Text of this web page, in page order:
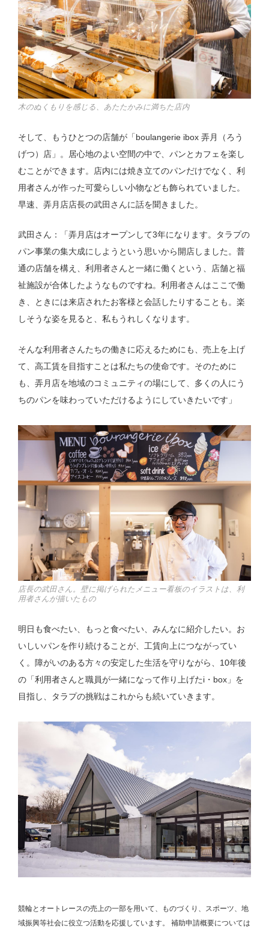
木のぬくもりを感じる、あたたかみに満ちた店内
そして、もうひとつの店舗が「boulangerie ibox 弄月（ろう
げつ）店」。居心地のよい空間の中で、パンとカフェを楽し
むことができます。店内には焼き立てのパンだけでなく、利
用者さんが作った可愛らしい小物なども飾られていました。
早速、弄月店店長の武田さんに話を聞きました。
武田さん：「弄月店はオープンして3年になります。タラプの
パン事業の集大成にしようという思いから開店しました。普
通の店舗を構え、利用者さんと一緒に働くという、店舗と福
祉施設が合体したようなものですね。利用者さんはここで働
き、ときには来店されたお客様と会話したりすることも。楽
しそうな姿を見ると、私もうれしくなります。
そんな利用者さんたちの働きに応えるためにも、売上を上げ
て、高工賃を目指すことは私たちの使命です。そのために
も、弄月店を地域のコミュニティの場にして、多くの人にう
ちのパンを味わっていただけるようにしていきたいです」
店長の武田さん。壁に掲げられたメニュー看板のイラストは、利
用者さんが描いたもの
明日も食べたい、もっと食べたい、みんなに紹介したい。お
いしいパンを作り続けることが、工賃向上につながってい
く。障がいのある方々の安定した生活を守りながら、10年後
の「利用者さんと職員が一緒になって作り上げたi・box」を
目指し、タラプの挑戦はこれからも続いていきます。
競輪とオートレースの売上の一部を用いて、
ものづくり、スポーツ、地
域振興等社会に役立つ活動を応援しています。
補助申請概要については